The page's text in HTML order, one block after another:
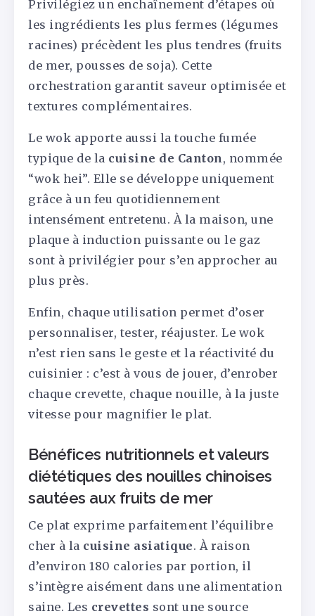
Privilégiez un enchaînement d’étapes où
les ingrédients les plus fermes (légumes
racines) précèdent les plus tendres (fruits
de mer, pousses de soja). Cette
orchestration garantit saveur optimisée et
textures complémentaires.
Le wok apporte aussi la touche fumée
typique de la cuisine de Canton, nommée
“wok hei”. Elle se développe uniquement
grâce à un feu quotidiennement
intensément entretenu. À la maison, une
plaque à induction puissante ou le gaz
sont à privilégier pour s’en approcher au
plus près.
Enfin, chaque utilisation permet d’oser
personnaliser, tester, réajuster. Le wok
n’est rien sans le geste et la réactivité du
cuisinier : c’est à vous de jouer, d’enrober
chaque crevette, chaque nouille, à la juste
vitesse pour magnifier le plat.
Bénéfices nutritionnels et valeurs
diététiques des nouilles chinoises
sautées aux fruits de mer
Ce plat exprime parfaitement l’équilibre
cher à la cuisine asiatique. À raison
d’environ 180 calories par portion, il
s’intègre aisément dans une alimentation
saine. Les crevettes sont une source